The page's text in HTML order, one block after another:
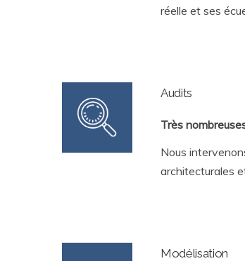
réelle et ses
Audits
Très
Nous
architecturales
Modélisation